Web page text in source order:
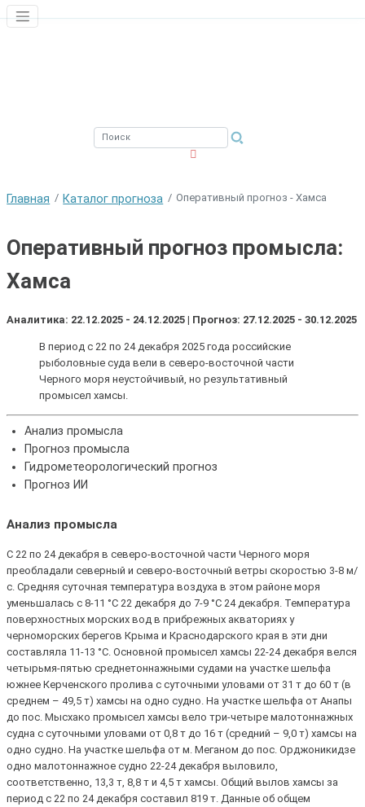
Главная Каталог прогноза Оперативный прогноз - Хамса
Оперативный прогноз промысла:
Хамса
Аналитика: 22.12.2025 - 24.12.2025 | Прогноз: 27.12.2025 - 30.12.2025
В период с 22 по 24 декабря 2025 года российские
рыболовные суда вели в северо-восточной части
Черного моря неустойчивый, но результативный
промысел хамсы.
Анализ промысла
Прогноз промысла
Гидрометеорологический прогноз
Прогноз ИИ
Анализ промысла
С 22 по 24 декабря в северо-восточной части Черного моря
преобладали северный и северо-восточный ветры скоростью 3-8 м/
с. Средняя суточная температура воздуха в этом районе моря
уменьшалась с 8-11 °С 22 декабря до 7-9 °С 24 декабря. Температура
поверхностных морских вод в прибрежных акваториях у
черноморских берегов Крыма и Краснодарского края в эти дни
составляла 11-13 °С. Основной промысел хамсы 22-24 декабря велся
четырьмя-пятью среднетоннажными судами на участке шельфа
южнее Керченского пролива с суточными уловами от 31 т до 60 т (в
среднем – 49,5 т) хамсы на одно судно. На участке шельфа от Анапы
до пос. Мысхако промысел хамсы вело три-четыре малотоннажных
судна с суточными уловами от 0,8 т до 16 т (средний – 9,0 т) хамсы на
одно судно. На участке шельфа от м. Меганом до пос. Орджоникидзе
одно малотоннажное судно 22-24 декабря выловило,
соответственно, 13,3 т, 8,8 т и 4,5 т хамсы. Общий вылов хамсы за
период с 22 по 24 декабря составил 819 т. Данные об общем